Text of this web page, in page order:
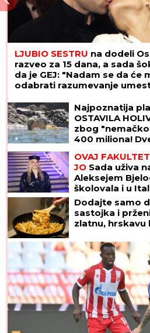
LJUBIO SESTRU na dodeli
razveo za 15 dana, a sada
da je GEJ: "Nadam se da će
odabrati razumevanje
Najpoznatija
OSTAVILA
zbog
400 miliona!
OVAJ
JO Sada uživa
Aleksejem
školovala i u
problem
Dodajte samo
sastojka i
zlatnu, hrskavu